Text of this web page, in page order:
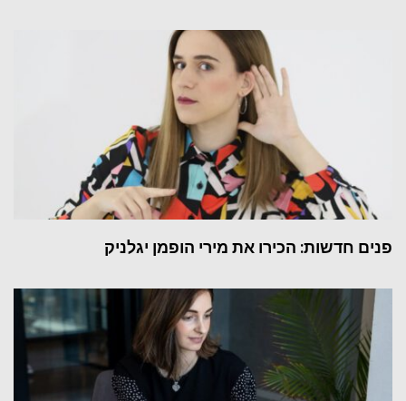
פנים חדשות: הכירו את מירי הופמן יגלניק